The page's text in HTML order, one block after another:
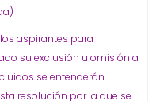
aspirantes para
su exclusión u omisión a
se entenderán
resolución por la que se